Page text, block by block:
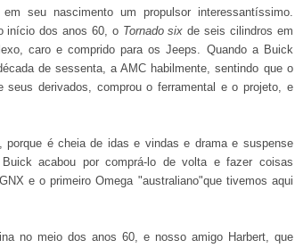
seu nascimento um propulsor interessantíssimo.
início dos anos 60, o Tornado six de seis cilindros em
caro e comprido para os Jeeps. Quando a Buick
de sessenta, a AMC habilmente, sentindo que o
derivados, comprou o ferramental e o projeto, e
é cheia de idas e vindas e drama e suspense
acabou por comprá-lo de volta e fazer coisas
e o primeiro Omega "australiano"que tivemos aqui
no meio dos anos 60, e nosso amigo Harbert, que